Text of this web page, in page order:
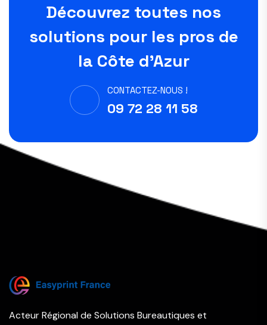
Découvrez toutes nos
solutions pour les pros de
la Côte d'Azur
CONTACTEZ-NOUS !
09 72 28 11 58
Acteur Régional de Solutions Bureautiques et